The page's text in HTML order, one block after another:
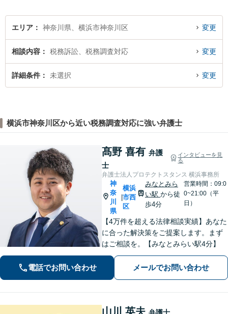
エリア 神奈川県、横浜市神奈川区 変更
相談内容 税務訴訟、税務調査対応 変更
詳細条件 未選択 変更
横浜市神奈川区から近い税務調査対応に強い弁護士
髙野 喜有 弁護
士
インタビューを見
る
弁護士法人プロテクトスタンス 横浜事務所
神
奈
川
県
|
横浜
市西
区
みなとみら
い駅 から徒
歩4分
営業時間：09:0
0~21:00（平
日）
【4万件を超える法律相談実績】あなた
に合った解決策をご提案します。まず
はご相談を。【みなとみらい駅4分】
電話でお問い合わせ メールでお問い合わせ
山川 英夫 弁護士